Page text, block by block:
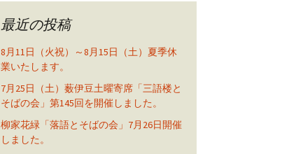
最近の投稿
8月11日（火祝）～8月15日（土）夏季休
業いたします。
7月25日（土）薮伊豆土曜寄席「三語楼と
そばの会」第145回を開催しました。
柳家花緑「落語とそばの会」7月26日開催
しました。